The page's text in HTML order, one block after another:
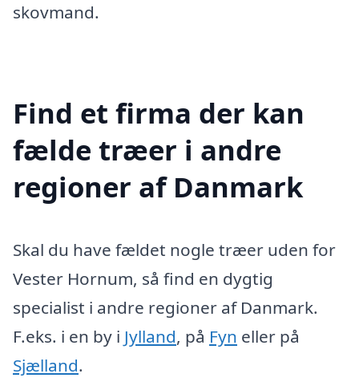
skovmand.
Find et firma der kan
fælde træer i andre
regioner af Danmark
Skal du have fældet nogle træer uden for
Vester Hornum, så find en dygtig
specialist i andre regioner af Danmark.
F.eks. i en by i Jylland, på Fyn eller på
Sjælland.